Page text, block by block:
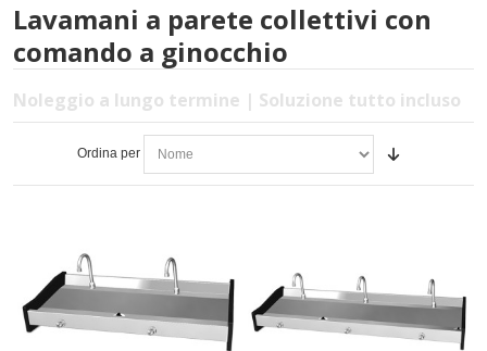
Lavamani a parete collettivi con
comando a ginocchio
Noleggio a lungo termine | Soluzione tutto incluso
Ordina per